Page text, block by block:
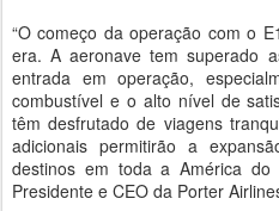
“O começo da operação com o
era. A aeronave tem superado
entrada em operação,
combustível e o alto nível de
têm desfrutado de viagens
adicionais permitirão a
destinos em toda a América do
Presidente e CEO da Porter